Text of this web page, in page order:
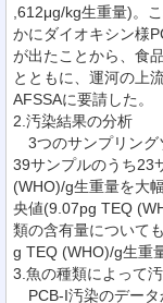
,612μg/kg生重量)。
かにダイオキシン様
が出たことから、食
とともに、運河の上
AFSSAに要請した。
2.汚染結果の分析
3つのサンプリング
39サンプルのうち23
(WHO)/g生重量を大
央値(9.07pg TEQ
類の含有量について
g TEQ (WHO)/g生重
3.魚の種類によって
PCB-I汚染のデータ